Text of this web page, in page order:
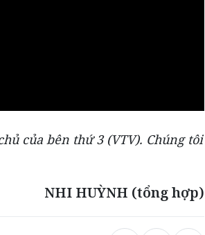
của bên thứ 3 (VTV). Chúng tôi
NHI HUỲNH (tổng hợp)